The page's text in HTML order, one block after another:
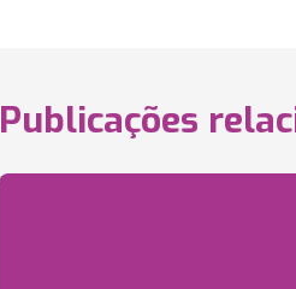
Publicações